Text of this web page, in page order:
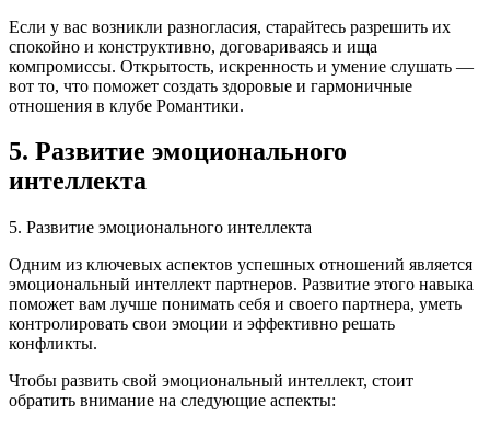
Если у вас возникли разногласия, старайтесь разрешить их
спокойно и конструктивно, договариваясь и ища
компромиссы. Открытость, искренность и умение слушать —
вот то, что поможет создать здоровые и гармоничные
отношения в клубе Романтики.
5. Развитие эмоционального
интеллекта
5. Развитие эмоционального интеллекта
Одним из ключевых аспектов успешных отношений является
эмоциональный интеллект партнеров. Развитие этого навыка
поможет вам лучше понимать себя и своего партнера, уметь
контролировать свои эмоции и эффективно решать
конфликты.
Чтобы развить свой эмоциональный интеллект, стоит
обратить внимание на следующие аспекты: